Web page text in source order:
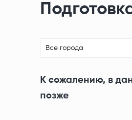
Все города
К сожалению, в
позже